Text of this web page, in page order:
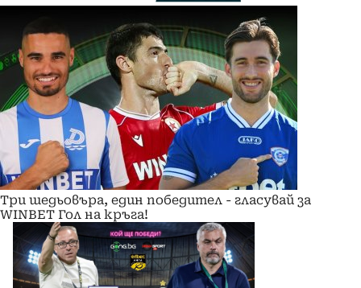
Три шедьовъра, един победител - гласувай за
WINBET Гол на кръга!